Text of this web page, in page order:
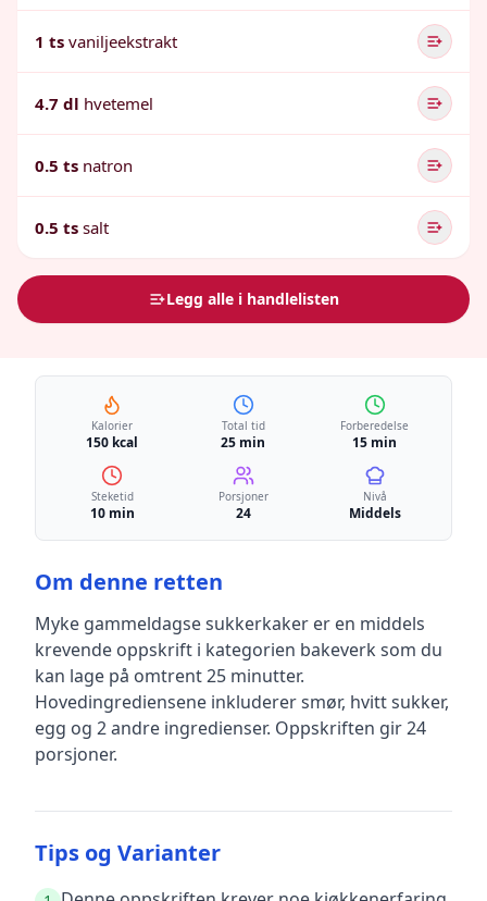
1 ts vaniljeekstrakt
4.7 dl hvetemel
0.5 ts natron
0.5 ts salt
Legg alle i handlelisten
Kalorier
150 kcal
Total tid
25 min
Forberedelse
15 min
Steketid
10 min
Porsjoner
24
Nivå
Middels
Om denne retten
Myke gammeldagse sukkerkaker er en middels
krevende oppskrift i kategorien bakeverk som du
kan lage på omtrent 25 minutter.
Hovedingrediensene inkluderersmør, hvitt sukker,
egg og 2 andre ingredienser. Oppskriften gir24
porsjoner.
Tips og Varianter